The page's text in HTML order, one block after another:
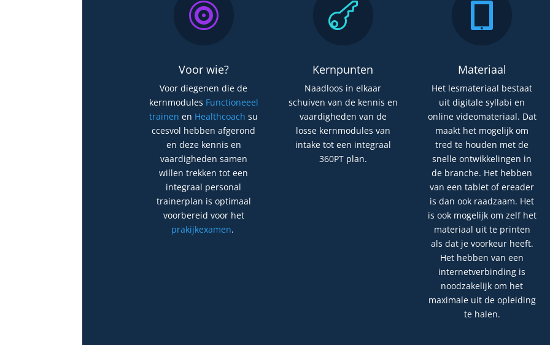

Voor wie?
Voor diegenen die de
kernmodules Functioneeel
trainen en Healthcoach su
ccesvol hebben afgerond
en deze kennis en
vaardigheden samen
willen trekken tot een
integraal personal
trainerplan is optimaal
voorbereid voor het
prakijkexamen.

Kernpunten
Naadloos in elkaar
schuiven van de kennis en
vaardigheden van de
losse kernmodules van
intake tot een integraal
360PT plan.
Materiaal
Het lesmateriaal bestaat
uit digitale syllabi en
online videomateriaal. Dat
maakt het mogelijk om
tred te houden met de
snelle ontwikkelingen in
de branche. Het hebben
van een tablet of ereader
is dan ook raadzaam. Het
is ook mogelijk om zelf het
materiaal uit te printen
als dat je voorkeur heeft.
Het hebben van een
internetverbinding is
noodzakelijk om het
maximale uit de opleiding
te halen.